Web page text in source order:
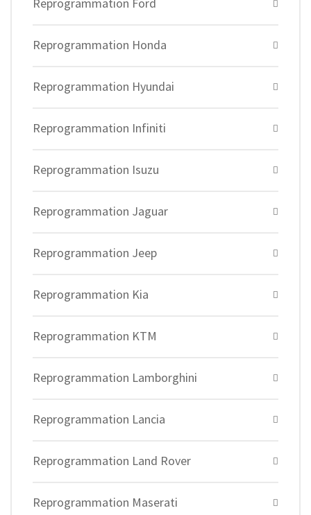
Reprogrammation Ford
Reprogrammation Honda
Reprogrammation Hyundai
Reprogrammation Infiniti
Reprogrammation Isuzu
Reprogrammation Jaguar
Reprogrammation Jeep
Reprogrammation Kia
Reprogrammation KTM
Reprogrammation Lamborghini
Reprogrammation Lancia
Reprogrammation Land Rover
Reprogrammation Maserati